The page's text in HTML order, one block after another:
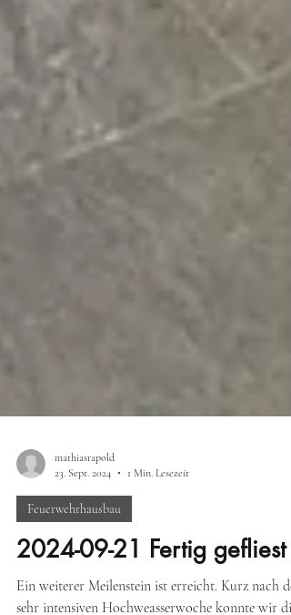
mathiasrapold
23. Sept. 2024
1 Min. Lesezeit
Feuerwehrhausbau